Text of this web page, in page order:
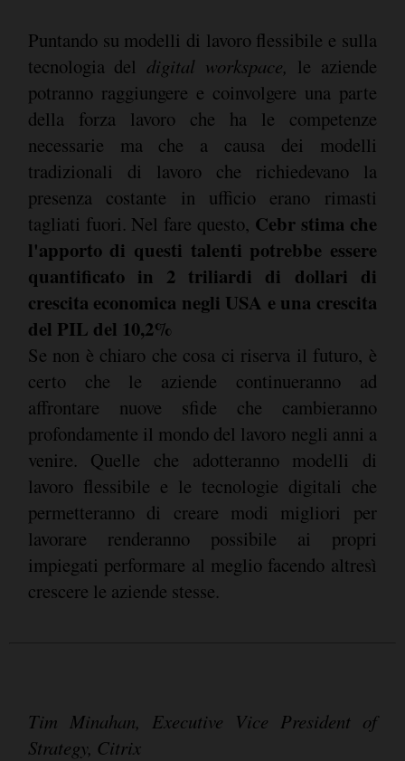
Puntando su modelli di lavoro flessibile e sulla
tecnologia del digital workspace, le aziende
potranno raggiungere e coinvolgere una parte
della forza lavoro che ha le competenze
necessarie ma che a causa dei modelli
tradizionali di lavoro che richiedevano la
presenza costante in ufficio erano rimasti
tagliati fuori. Nel fare questo, Cebr stima che
l'apporto di questi talenti potrebbe essere
quantificato in 2 triliardi di dollari di
crescita economica negli USA e una crescita
del PIL del 10,2%
Se non è chiaro che cosa ci riserva il futuro, è
certo che le aziende continueranno ad
affrontare nuove sfide che cambieranno
profondamente il mondo del lavoro negli anni a
venire. Quelle che adotteranno modelli di
lavoro flessibile e le tecnologie digitali che
permetteranno di creare modi migliori per
lavorare renderanno possibile ai propri
impiegati performare al meglio facendo altresì
crescere le aziende stesse.
Tim Minahan, Executive Vice President of
Strategy, Citrix